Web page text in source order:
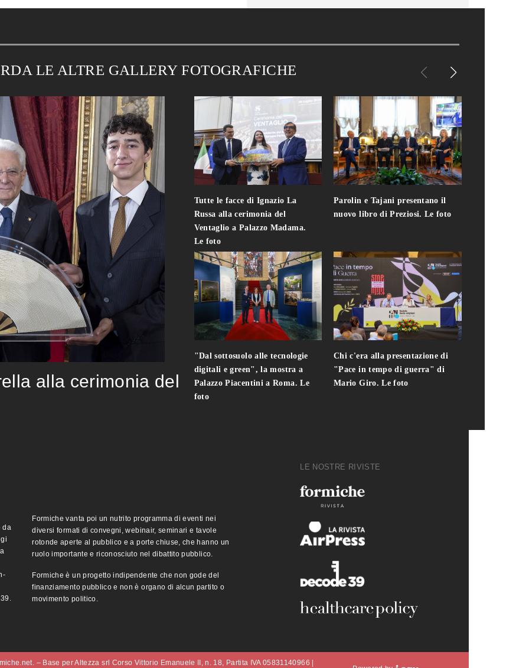
LE ALTRE GALLERY FOTOGRAFICHE
alla cerimonia del
Tutte le facce di Ignazio La
Russa alla cerimonia del
Ventaglio a Palazzo Madama.
Le foto
"Dal sottosuolo alle tecnologie
digitali e green", la mostra a
Palazzo Piacentini a Roma. Le
foto
Parolin e Tajani presentano il
nuovo libro di Preziosi. Le foto
Chi c'era alla presentazione di
"Pace in tempo di guerra" di
Mario Giro. Le foto
da
Formiche vanta poi un nutrito programma di eventi nei
diversi formati di convegni, webinair, seminari e tavole
rotonde aperte al pubblico e a porte chiuse, che hanno un
ruolo importante e riconosciuto nel dibattito pubblico.
Formiche è un progetto indipendente che non gode del
finanziamento pubblico e non è organo di alcun partito o
movimento politico.
LE NOSTRE RIVISTE
– Base per Altezza srl Corso Vittorio Emanuele II, n. 18, Partita IVA 05831140966 |